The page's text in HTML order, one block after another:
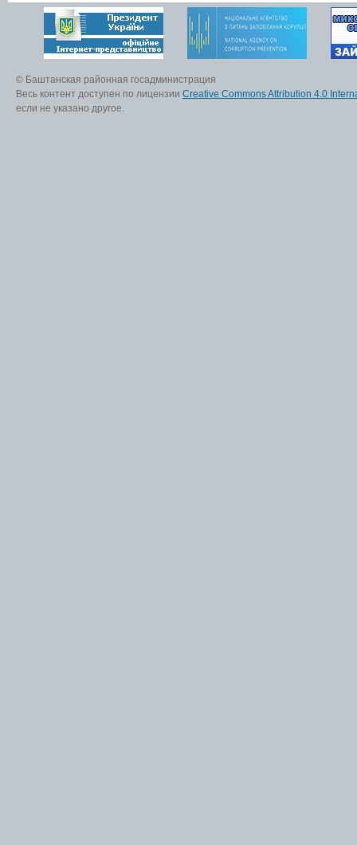
© Баштанская районная госадминистрация
Весь контент доступен по лицензии Creative Commons Attribution 4.0
если не указано другое.